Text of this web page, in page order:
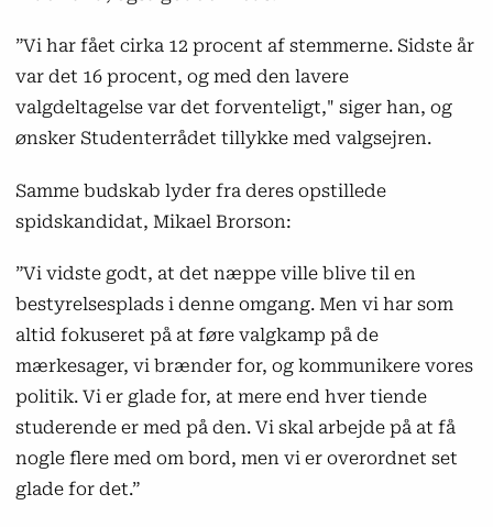
”Vi har fået cirka 12 procent af stemmerne. Sidste år
var det 16 procent, og med den lavere
valgdeltagelse var det forventeligt," siger han, og
ønsker Studenterrådet tillykke med valgsejren.
Samme budskab lyder fra deres opstillede
spidskandidat, Mikael Brorson:
”Vi vidste godt, at det næppe ville blive til en
bestyrelsesplads i denne omgang. Men vi har som
altid fokuseret på at føre valgkamp på de
mærkesager, vi brænder for, og kommunikere vores
politik. Vi er glade for, at mere end hver tiende
studerende er med på den. Vi skal arbejde på at få
nogle flere med om bord, men vi er overordnet set
glade for det.”